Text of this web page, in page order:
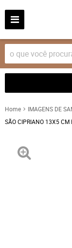
Home IMAGENS DE
SÃO CIPRIANO 13X5 CM